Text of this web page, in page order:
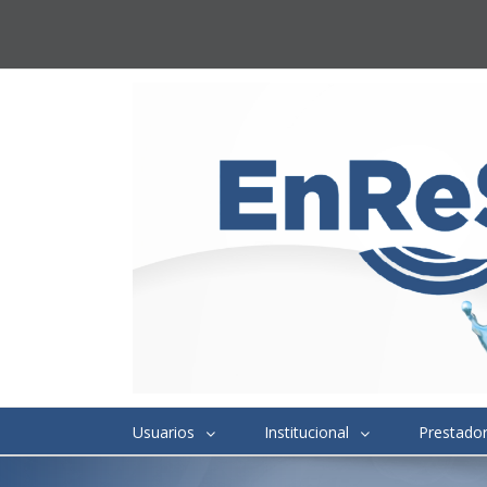
Usuarios Institucional